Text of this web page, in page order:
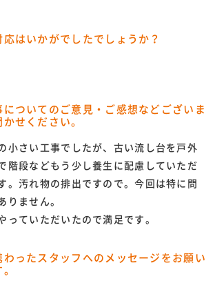
応はいかがでしたでしょうか？
についてのご意見・ご感想などございま
かせください。
小さい工事でしたが、古い流し台を戸外
階段などもう少し養生に配慮していただ
。汚れ物の排出ですので。今回は特に問
りません。
っていただいたので満足です。
わったスタッフへのメッセージをお願い